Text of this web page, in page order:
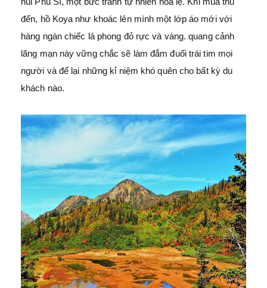
đến, hồ Koya như khoác lên mình một lớp áo mới với
hàng ngàn chiếc lá phong đỏ rực và vàng. quang cảnh
lãng mạn này vững chắc sẽ làm đắm đuối trái tim mọi
người và để lại những kỉ niệm khó quên cho bất kỳ du
khách nào.